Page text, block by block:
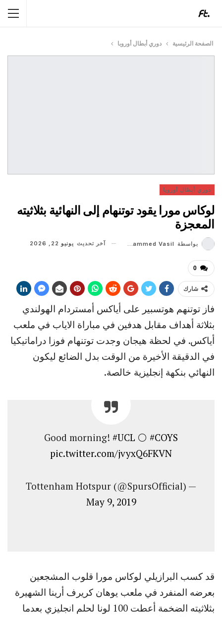
الصفحة الرئيسية دوري أبطال أوروبا
دوري أبطال أوروبا
لوكاس مورا يقود توتنهام إلى النهائية بثلاثيته
المعجزة
بواسطة Muhammed Vasil آخر تحديث يونيو 22, 2026
0
شارك
فاز توتنهم هوتسبير على أياكس أمستردام الهولندي
بثلاثة أهداف مقابل هدفين في مباراة الاياب في ملعب
أياكس. في لحظة هيجان وجدت توتنهام فوزا دراماتيكيا
في الدقيقة الأخيرة من الوقت بدل الضائع ليكون
النهائي بنكهة إنجليزية خالصة.
Good morning! #UCL ⚪️ #COYS
pic.twitter.com/jvyxQ6FKVN
— Tottenham Hotspur (@SpursOfficial)
May 9, 2019
قد كسب البرازيلي لوكاس مورا قلوب المشجعين
بعرضه المنفرد في ملعب يوهان كريرف أرينا الشهيرة
بثلاثيته الضخمة أعطت 100 لونا لحلم انجليزي بعدما